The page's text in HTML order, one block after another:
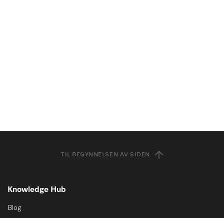
TIL BEGYNNELSEN AV SIDEN
Knowledge Hub
Blog